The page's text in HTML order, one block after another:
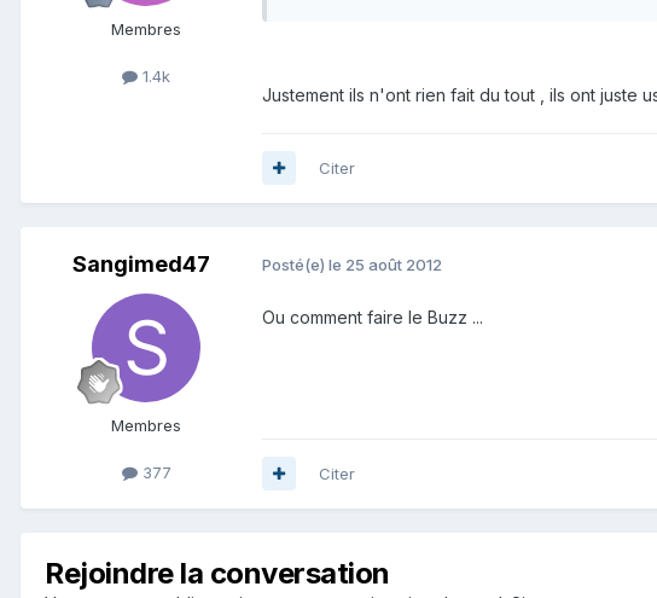
Membres
1.4k
Justement ils n'ont rien fait du tout , ils ont juste
Citer
Sangimed47
Membres
377
Posté(e) le 25 août 2012
Ou comment faire le Buzz ...
Citer
Rejoindre la conversation